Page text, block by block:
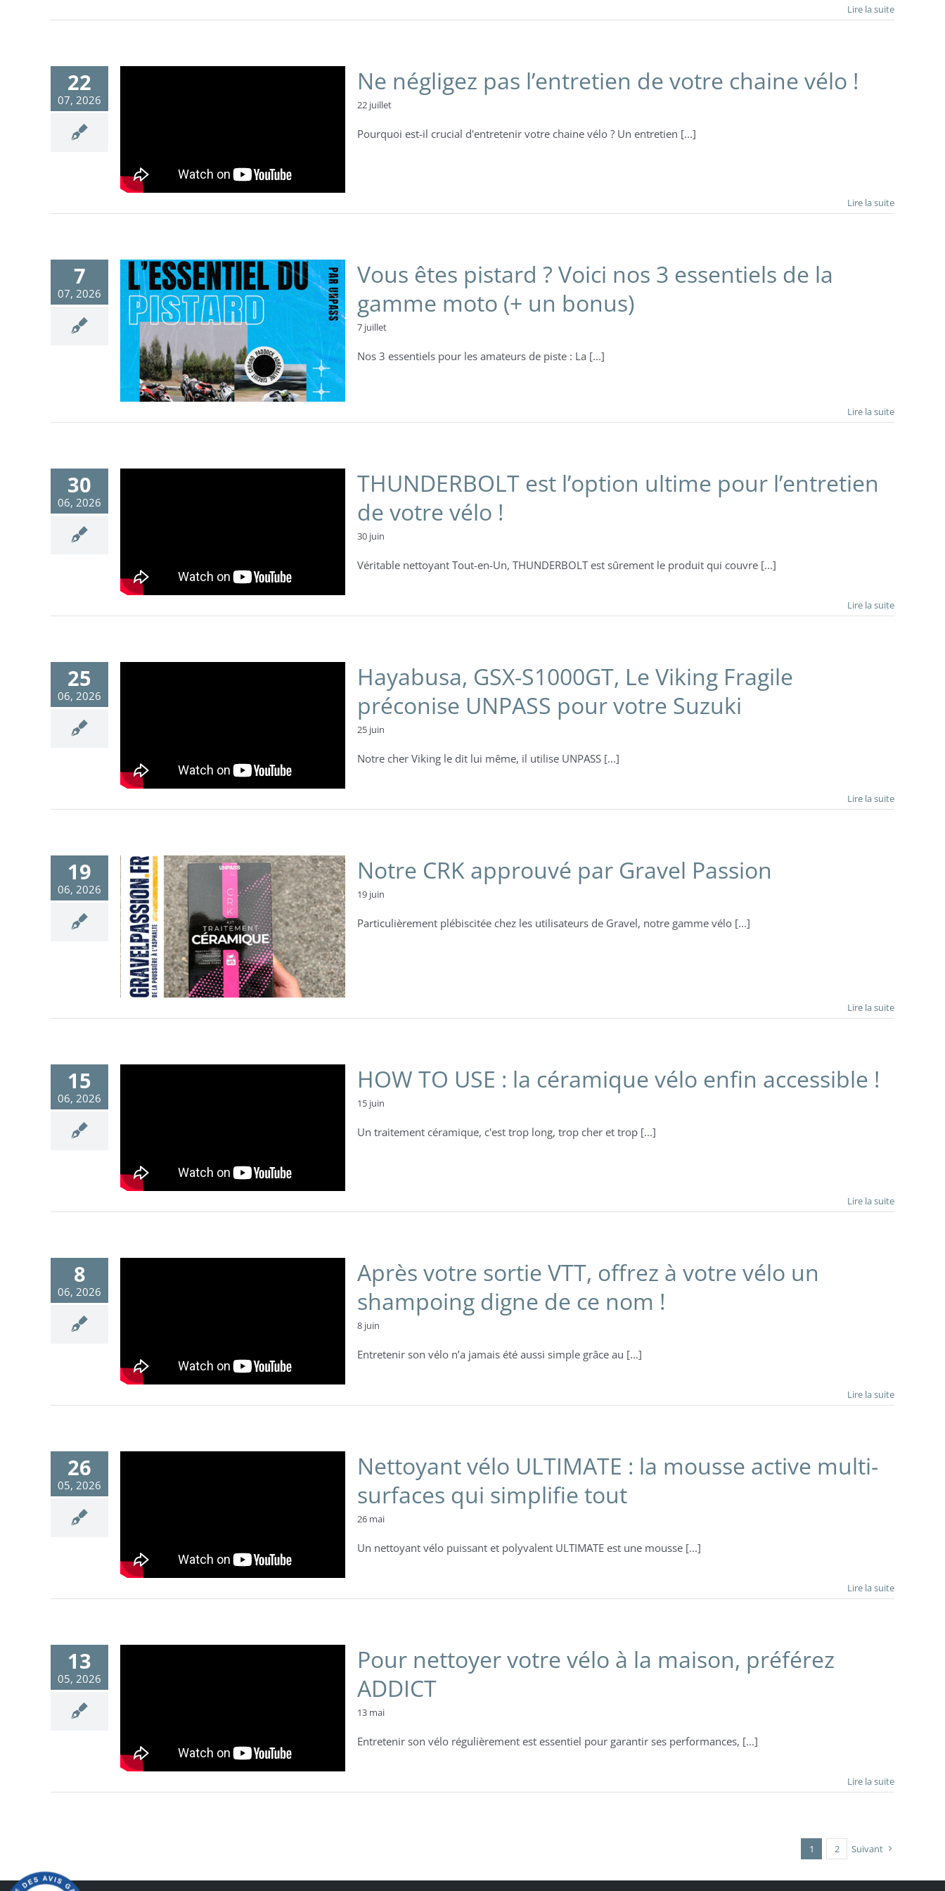
Lire la suite
22
07, 2026
Ne négligez pas l’entretien de votre chaine vélo !
22 juillet
Pourquoi est-il crucial d'entretenir votre chaine vélo ? Un entretien [...]
Lire la suite
7
07, 2026
Vous êtes pistard ? Voici nos 3 essentiels de la
gamme moto (+ un bonus)
7 juillet
Nos 3 essentiels pour les amateurs de piste : La [...]
Lire la suite
30
06, 2026
THUNDERBOLT est l’option ultime pour l’entretien
de votre vélo !
30 juin
Véritable nettoyant Tout-en-Un, THUNDERBOLT est sûrement le produit qui couvre [...]
Lire la suite
25
06, 2026
Hayabusa, GSX-S1000GT, Le Viking Fragile
préconise UNPASS pour votre Suzuki
25 juin
Notre cher Viking le dit lui même, il utilise UNPASS [...]
Lire la suite
19
06, 2026
Notre CRK approuvé par Gravel Passion
19 juin
Particulièrement plébiscitée chez les utilisateurs de Gravel, notre gamme vélo [...]
Lire la suite
15
06, 2026
HOW TO USE : la céramique vélo enfin accessible !
15 juin
Un traitement céramique, c'est trop long, trop cher et trop [...]
Lire la suite
8
06, 2026
Après votre sortie VTT, offrez à votre vélo un
shampoing digne de ce nom !
8 juin
Entretenir son vélo n’a jamais été aussi simple grâce au [...]
Lire la suite
26
05, 2026
Nettoyant vélo ULTIMATE : la mousse active multi-
surfaces qui simplifie tout
26 mai
Un nettoyant vélo puissant et polyvalent ULTIMATE est une mousse [...]
Lire la suite
13
05, 2026
Pour nettoyer votre vélo à la maison, préférez
ADDICT
13 mai
Entretenir son vélo régulièrement est essentiel pour garantir ses performances, [...]
Lire la suite
1 2 Suivant